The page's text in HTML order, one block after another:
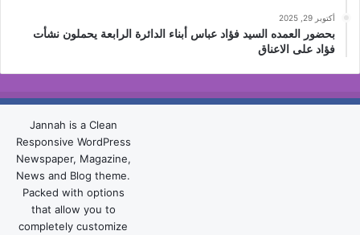
أكتوبر 29, 2025
بحضور العمده السيد فؤاد عباس أبناء الدائرة الرابعة يحملون نشأت
فؤاد على الاعناق
Jannah is a Clean
Responsive WordPress
Newspaper, Magazine,
News and Blog theme.
Packed with options
that allow you to
completely customize